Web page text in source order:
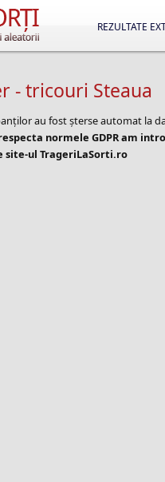
REZULTATE
- tricouri Steaua
au fost șterse automat la
normele GDPR am
site-ul TrageriLaSorti.ro